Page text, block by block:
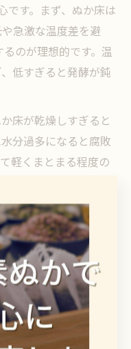
です。まず、ぬか床は
急激な温度差を避
のが理想的です。温
低すぎると発酵が鈍
床が乾燥しすぎると
分過多になると腐敗
軽くまとまる程度の
。塩分は、発酵を安
ため、定期的に味見
素がしっかり働く安
。実際に「手入れを
味が安定し、毎日お
いう声も多く、継続
です。